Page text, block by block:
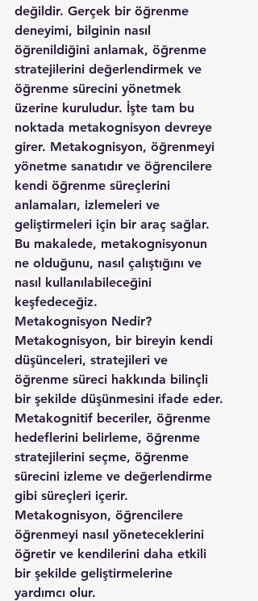
değildir. Gerçek bir öğrenme
deneyimi, bilginin nasıl
öğrenildiğini anlamak, öğrenme
stratejilerini değerlendirmek ve
öğrenme sürecini yönetmek
üzerine kuruludur. İşte tam bu
noktada metakognisyon devreye
girer. Metakognisyon, öğrenmeyi
yönetme sanatıdır ve öğrencilere
kendi öğrenme süreçlerini
anlamaları, izlemeleri ve
geliştirmeleri için bir araç sağlar.
Bu makalede, metakognisyonun
ne olduğunu, nasıl çalıştığını ve
nasıl kullanılabileceğini
keşfedeceğiz.
Metakognisyon Nedir?
Metakognisyon, bir bireyin kendi
düşünceleri, stratejileri ve
öğrenme süreci hakkında bilinçli
bir şekilde düşünmesini ifade eder.
Metakognitif beceriler, öğrenme
hedeflerini belirleme, öğrenme
stratejilerini seçme, öğrenme
sürecini izleme ve değerlendirme
gibi süreçleri içerir.
Metakognisyon, öğrencilere
öğrenmeyi nasıl yöneteceklerini
öğretir ve kendilerini daha etkili
bir şekilde geliştirmelerine
yardımcı olur.